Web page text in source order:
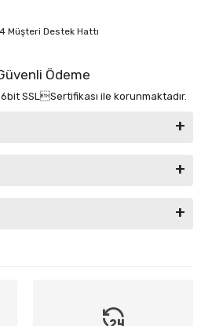
Müşteri Destek Hattı
Ödeme
SSLSertifikası ile korunmaktadır.